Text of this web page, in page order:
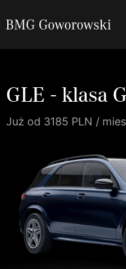
GLE - klasa
Już od 3185 PLN /